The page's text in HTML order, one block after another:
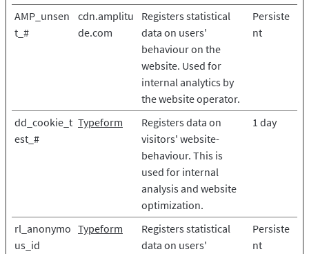
AMP_unsen
t_#
cdn.amplitu
de.com
Registers statistical
data on users'
behaviour on the
website. Used for
internal analytics by
the website operator.
Persiste
nt
dd_cookie_t
est_#
Typeform
Registers data on
visitors' website-
behaviour. This is
used for internal
analysis and website
optimization.
1 day
rl_anonymo
us_id
Typeform
Registers statistical
data on users'
Persiste
nt